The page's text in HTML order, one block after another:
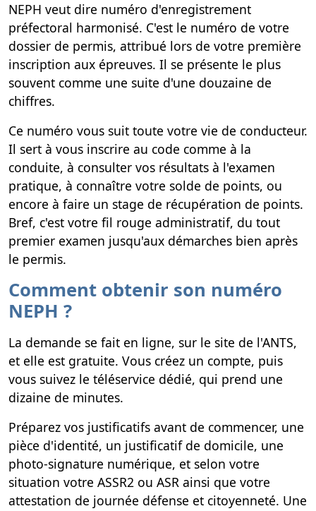
NEPH veut dire numéro d'enregistrement
préfectoral harmonisé. C'est le numéro de votre
dossier de permis, attribué lors de votre première
inscription aux épreuves. Il se présente le plus
souvent comme une suite d'une douzaine de
chiffres.
Ce numéro vous suit toute votre vie de conducteur.
Il sert à vous inscrire au code comme à la
conduite, à consulter vos résultats à l'examen
pratique, à connaître votre solde de points, ou
encore à faire un stage de récupération de points.
Bref, c'est votre fil rouge administratif, du tout
premier examen jusqu'aux démarches bien après
le permis.
Comment obtenir son numéro
NEPH ?
La demande se fait en ligne, sur le site de l'ANTS,
et elle est gratuite. Vous créez un compte, puis
vous suivez le téléservice dédié, qui prend une
dizaine de minutes.
Préparez vos justificatifs avant de commencer, une
pièce d'identité, un justificatif de domicile, une
photo-signature numérique, et selon votre
situation votre ASSR2 ou ASR ainsi que votre
attestation de journée défense et citoyenneté. Une